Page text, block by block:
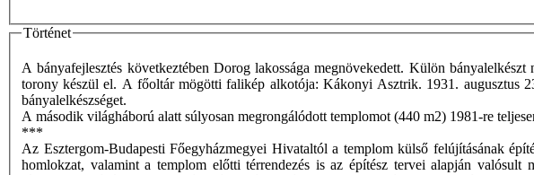
Történet
A bányafejlesztés következtében Dorog lakossága megnövekedett. Külön
torony készül el. A főoltár mögötti falikép alkotója: Kákonyi Asztrik. 1931. augusztus
bányalelkészséget.
A második világháború alatt súlyosan megrongálódott templomot (440 m2) 1981-re
***
Az Esztergom-Budapesti Főegyházmegyei Hivataltól a templom külső felújításának
homlokzat, valamint a templom előtti térrendezés is az építész tervei alapján